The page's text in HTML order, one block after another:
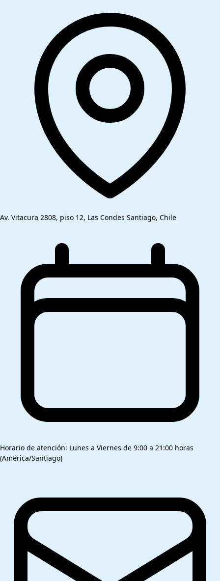
Av. Vitacura 2808, piso 12, Las Condes Santiago, Chile
Horario de atención: Lunes a Viernes de 9:00 a 21:00 horas
(América/Santiago)